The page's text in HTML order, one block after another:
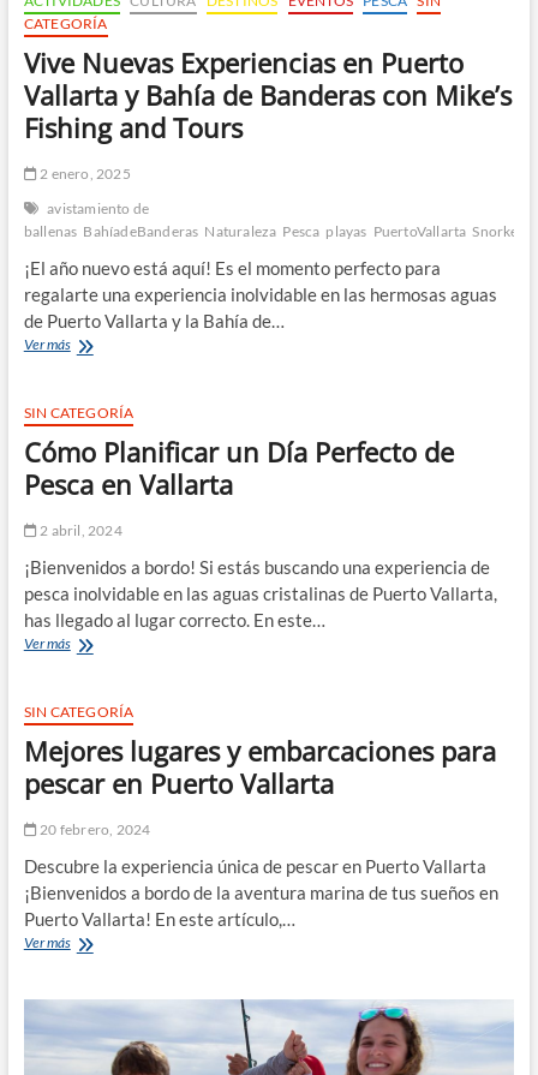
CATEGORÍA
Vive Nuevas Experiencias en Puerto
Vallarta y Bahía de Banderas con Mike’s
Fishing and Tours
2 enero, 2025
avistamiento de
ballenas BahíadeBanderas Naturaleza Pesca playas PuertoVallarta
¡El año nuevo está aquí! Es el momento perfecto para
regalarte una experiencia inolvidable en las hermosas aguas
de Puerto Vallarta y la Bahía de…
Ver másVive
en
Puerto
Vallarta
Bahía
Banderas
Fishing
and
Tours
SIN CATEGORÍA
Cómo Planificar un Día Perfecto de
Pesca en Vallarta
2 abril, 2024
¡Bienvenidos a bordo! Si estás buscando una experiencia de
pesca inolvidable en las aguas cristalinas de Puerto Vallarta,
has llegado al lugar correcto. En este…
Ver másCómo
Día
Perfecto
de
en
SIN CATEGORÍA
Mejores lugares y embarcaciones para
pescar en Puerto Vallarta
20 febrero, 2024
Descubre la experiencia única de pescar en Puerto Vallarta
¡Bienvenidos a bordo de la aventura marina de tus sueños en
Puerto Vallarta! En este artículo,…
Ver másMejores
embarcaciones
para
pescar